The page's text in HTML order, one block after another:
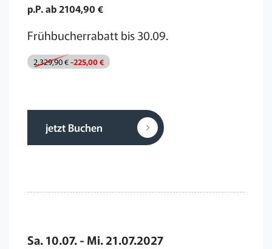
p.P. ab 2104,90 €
Frühbucherrabatt bis 30.09.
2.329,90 €-225,00 €
jetzt Buchen
Sa. 10.07. - Mi. 21.07.2027